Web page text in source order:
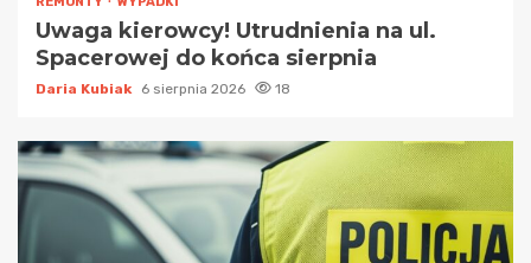
Uwaga kierowcy! Utrudnienia na ul.
Spacerowej do końca sierpnia
Daria Kubiak 6 sierpnia 2026 18